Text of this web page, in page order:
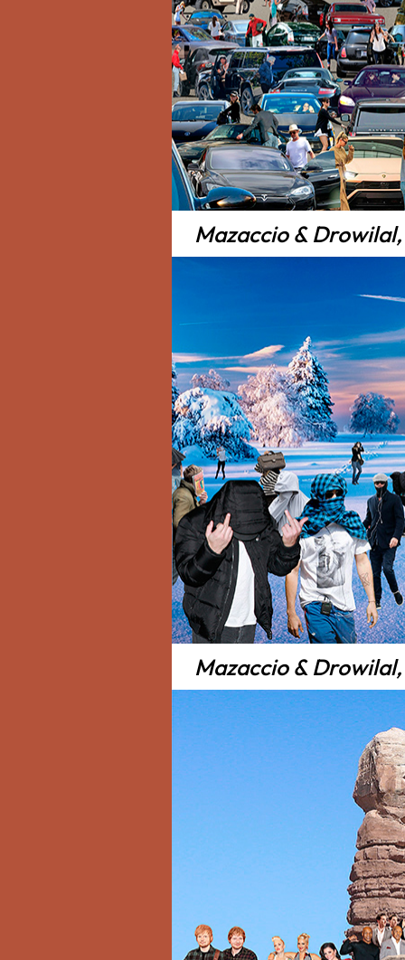
Mazaccio &
Mazaccio &